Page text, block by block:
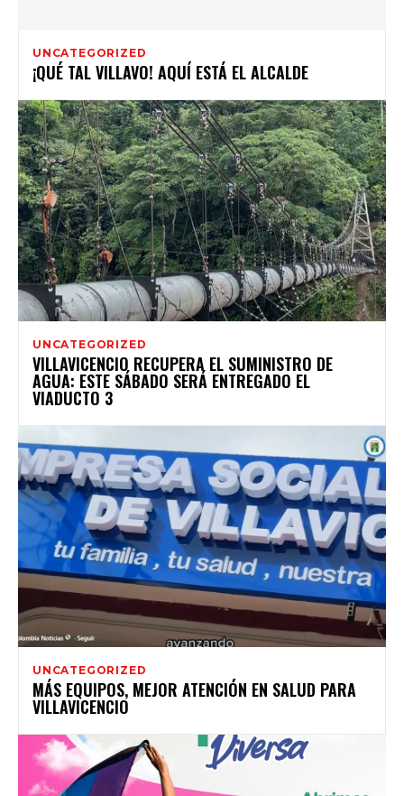
UNCATEGORIZED
¡QUÉ TAL VILLAVO! AQUÍ ESTÁ EL ALCALDE
UNCATEGORIZED
VILLAVICENCIO RECUPERA EL SUMINISTRO DE
AGUA: ESTE SÁBADO SERÁ ENTREGADO EL
VIADUCTO 3
UNCATEGORIZED
MÁS EQUIPOS, MEJOR ATENCIÓN EN SALUD PARA
VILLAVICENCIO